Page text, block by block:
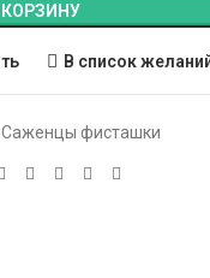
КОРЗИНУ
В список
Саженцы фисташки